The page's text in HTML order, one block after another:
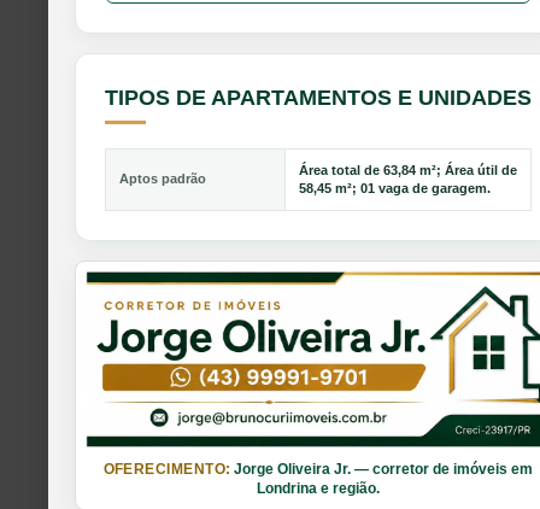
TIPOS DE APARTAMENTOS E UNIDADES
Aptos padrão
Área total de 63,84 m²; Área útil de
58,45 m²; 01 vaga de garagem.
OFERECIMENTO: Jorge Oliveira Jr. — corretor de imóveis em
Londrina e região.